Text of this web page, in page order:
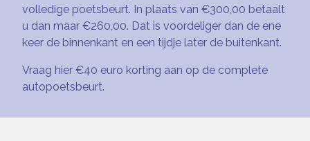
volledige poetsbeurt. In plaats van €300,00 betaalt
u dan maar €260,00. Dat is voordeliger dan de ene
keer de binnenkant en een tijdje later de buitenkant.
Vraag hier €40 euro korting aan op de complete
autopoetsbeurt.